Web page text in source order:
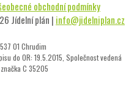
obchodní podmínky
Jídelní plán | info@jidelniplan.cz
01 Chrudim
do OR: 19.5.2015, Společnost vedená
C 35205